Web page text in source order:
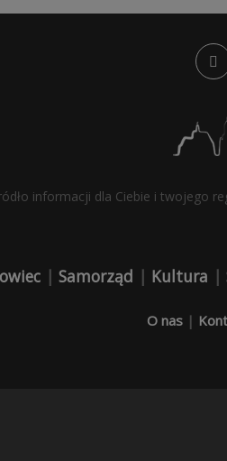
informacji dla Ciebie i twojego
| Samorząd | Kultura |
O nas |